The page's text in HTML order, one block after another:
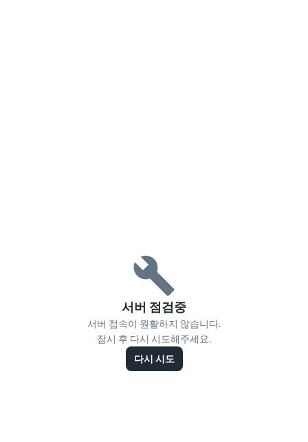
서버 점검중
서버 접속이 원활하지 않습니다.
잠시 후 다시 시도해주세요.
다시 시도